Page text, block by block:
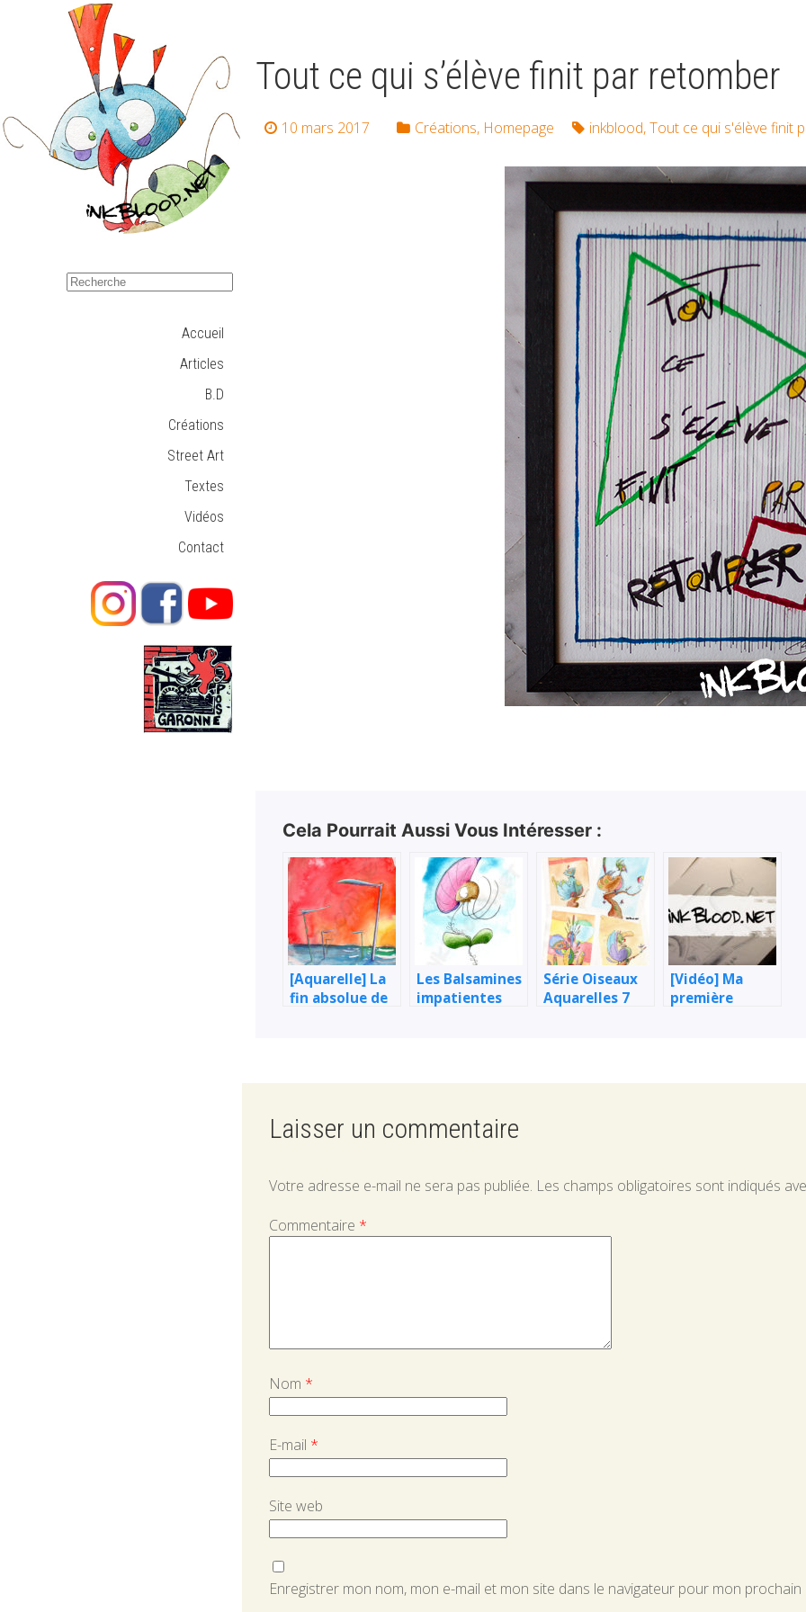
Accueil
Articles
B.D
Créations
Street Art
Textes
Vidéos
Contact
Tout ce qui s’élève finit par retomber
10 mars 2017 Créations, Homepage inkblood,Tout ce qui s'élève finit
Cela Pourrait Aussi Vous Intéresser :
[Aquarelle] La
fin absolue de
Les Balsamines
impatientes
Série Oiseaux
Aquarelles 7
[Vidéo] Ma
première
Laisser un commentaire
Votre adresse e-mail ne sera pas publiée. Les champs obligatoires sont indiqués
Commentaire *
Nom *
E-mail *
Site web
Enregistrer mon nom, mon e-mail et mon site dans le navigateur pour mon